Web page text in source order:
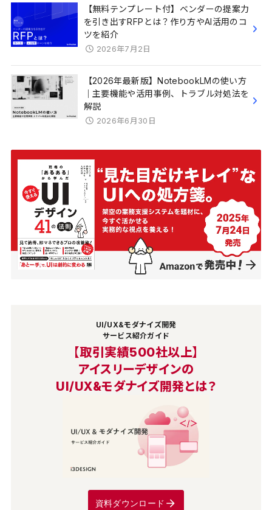
【無料テンプレート付】ベンダーの提案力
を引き出すRFPとは？作り方やAI活用のコ
ツを紹介
2026年7月2日
【2026年最新版】NotebookLMの使い方
｜主要機能や活用事例、トラブル対処法を
解説
2026年6月30日
UI/UX&モダナイズ開発
サービス紹介ガイド
【取引実績500社以上】
アイスリーデザインの
UI/UX&モダナイズ開発とは？
資料ダウンロード